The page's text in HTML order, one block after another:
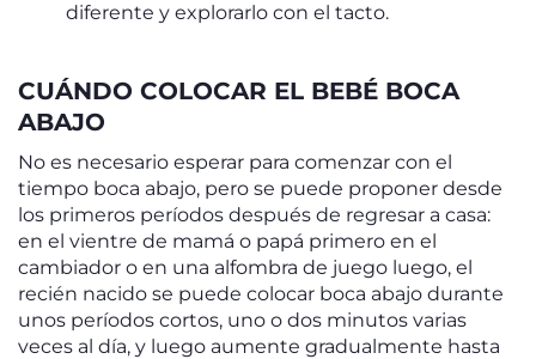
diferente y explorarlo con el tacto.
CUÁNDO COLOCAR EL BEBÉ BOCA
ABAJO
No es necesario esperar para comenzar con el
tiempo boca abajo, pero se puede proponer desde
los primeros períodos después de regresar a casa:
en el vientre de mamá o papá primero en el
cambiador o en una alfombra de juego luego, el
recién nacido se puede colocar boca abajo durante
unos períodos cortos, uno o dos minutos varias
veces al día, y luego aumente gradualmente hasta